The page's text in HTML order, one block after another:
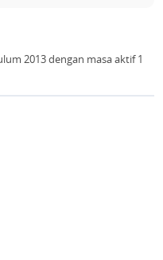
2013 dengan masa aktif 1